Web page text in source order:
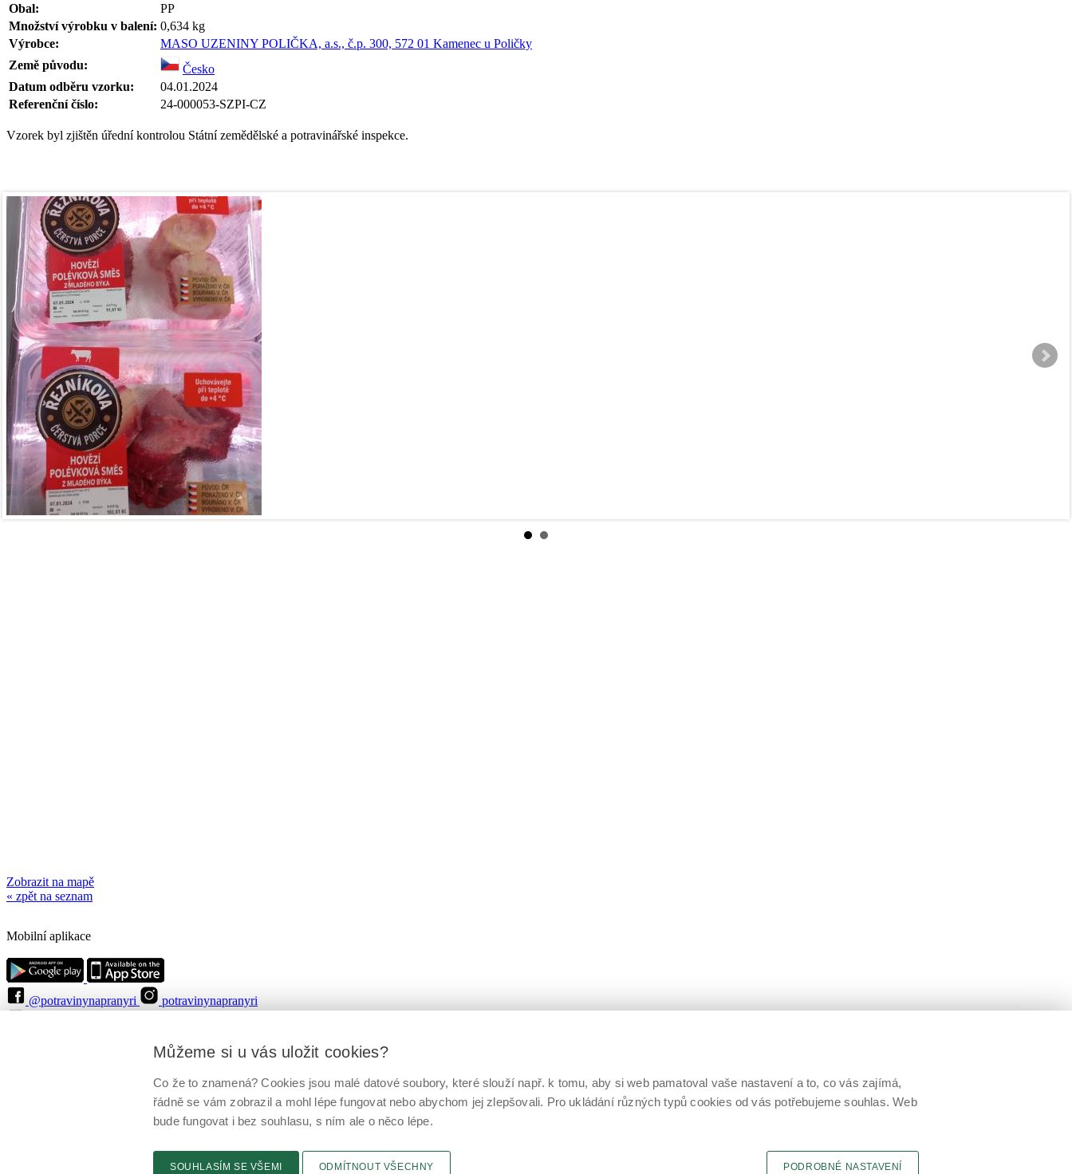
Obal:
PP
Množství výrobku v balení: 0,634 kg
Výrobce:
MASO UZENINY POLIČKA, a.s., č.p. 300, 572 01 Kamenec u Poličky
Země původu:
Česko
Datum odběru vzorku:
04.01.2024
Referenční číslo:
24-000053-SZPI-CZ
Vzorek byl zjištěn úřední kontrolou Státní zemědělské a potravinářské inspekce.
Zobrazit na mapě
« zpět na seznam
Mobilní aplikace
@potravinynapranyri
potravinynapranyri
epodatelna
szpi.gov.cz
IČO: 75014149, DIČ: CZ75014149
Nastavení cookies
Můžeme si u vás uložit cookies?
Co že to znamená? Cookies jsou malé datové soubory, které slouží např. k tomu, aby si web pamatoval vaše nastavení a to, co vás zajímá,
řádně se vám zobrazil a mohl lépe fungovat nebo abychom jej zlepšovali. Pro ukládání různých typů cookies od vás potřebujeme souhlas. Web
bude fungovat i bez souhlasu, s ním ale o něco lépe.
SOUHLASÍM SE VŠEMI ODMÍTNOUT VŠECHNY PODROBNÉ NASTAVENÍ